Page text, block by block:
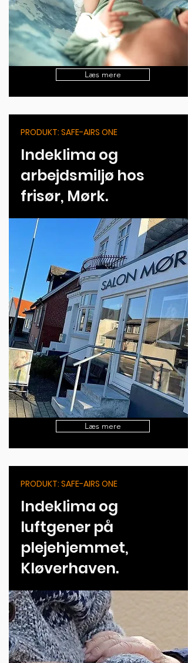
Læs mere
PRODUKT: SAFE-AIRS ONE
Indeklima og
arbejdsmiljø hos
frisør, Mørk.
Læs mere
PRODUKT: SAFE-AIRS ONE
Indeklima og
luftgener på
plejehjemmet,
Kløverhaven.